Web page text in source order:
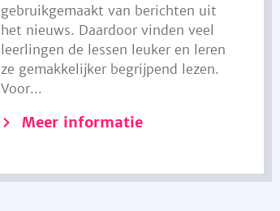
gebruikgemaakt van berichten uit
het nieuws. Daardoor vinden veel
leerlingen de lessen leuker en leren
ze gemakkelijker begrijpend lezen.
Voor...
Meer informatie